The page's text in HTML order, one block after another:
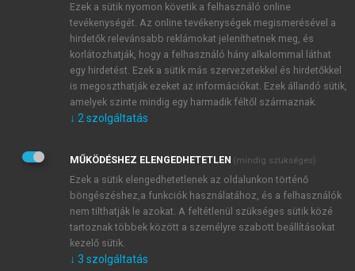
JELSZÓ ÚJRA
Kérek értesítést a MeRSZ újdonságairól, akcióiról.
Kérek értesítést az Akadémiai Kiadó Zrt. újdonságairól,
Adatkezelési tájékoztatóbanfoglaltakat tudomásul
veszem és elfogadom.
Általános vásárlási feltételeket, valamint a szotar.netés a
mersz.huoldalak licencszerződéseiben foglaltakat
tudomásul veszem és elfogadom.
KIPRÓBÁLOM
Ezek a sütik nyomon követik a felhasználó online
tevékenységét. Az online tevékenységek megismerésével a
hirdetők relevánsabb reklámokat jeleníthetnek meg, és
korlátozhatják, hogy a felhasználó hány alkalommal láthat
egy hirdetést. Ezek a sütik más szervezetekkel és hirdetőkkel
is megoszthatják ezeket az információkat. Ezek állandó sütik,
amelyek szinte mindig egy harmadik féltől származnak.
↓ 2 szolgáltatás
MŰKÖDÉSHEZ ELENGEDHETETLEN (mindig szükséges)
Ezek a sütik elengedhetetlenek az oldalunkon történő
böngészéshez,a funkciók használatához, és a felhasználók
nem tilthatják le azokat. A feltétlenül szükséges sütik közé
tartoznak többek között a személyre szabott beállításokat
kezelő sütik.
↓ 3 szolgáltatás